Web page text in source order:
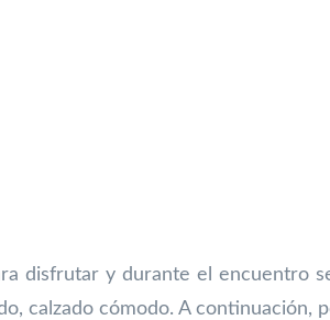
disfrutar y durante el encuentro
calzado cómodo. A